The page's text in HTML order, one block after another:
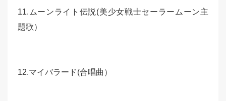
11.ムーンライト伝説(美少女戦士セーラームーン主
題歌）
12.マイバラード(合唱曲）